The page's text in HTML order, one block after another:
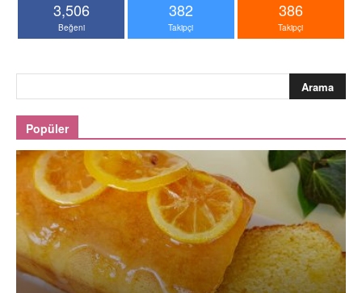
3,506
Beğeni
382
Takipçi
386
Takipçi
Popüler